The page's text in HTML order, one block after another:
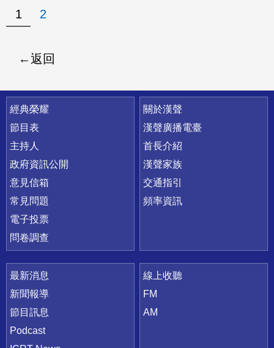
1 2
返回
快速連結
經典榮耀
節目表
主持人
政府資訊公開
意見信箱
常見問題
電子投票
問卷調查
關於漢聲
漢聲廣播電臺
首長介紹
漢聲家族
交通指引
頻率資訊
最新消息
新聞報導
節目訊息
Podcast
線上收聽
FM
AM